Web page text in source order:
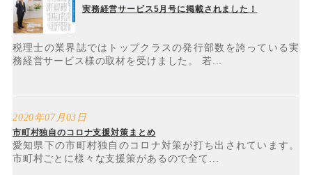
実務経営サービス5月号に掲載されました！
税理士の業界誌ではトップクラスの発行部数を誇っている実
務経営サービス様の取材を受けました。 若...
2020年07月03日
市町村独自のコロナ支援対策まとめ
愛知県下の市町村独自のコロナ対策が打ち出されています。
市町村ごとに様々な支援策があるので全て...